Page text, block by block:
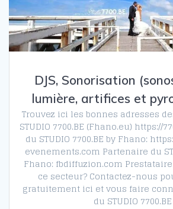
DJS, Sonorisation
lumière, artifices et
Trouvez ici les bonnes adresses
STUDIO 7700.BE (Fhano.eu) https://
du STUDIO 7700.BE by Fhano:
evenements.com Partenaire du
Fhano: fbdiffuzion.com
ce secteur? Contactez-nous
gratuitement ici et vous faire
du STUDIO 7700.BE